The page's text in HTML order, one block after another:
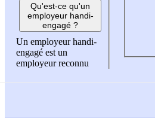
Qu'est-ce qu'un
employeur handi-
engagé ?
Un employeur handi-
engagé est un
employeur reconnu